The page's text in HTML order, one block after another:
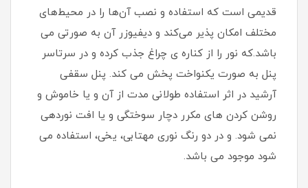
قدیمی است که استفاده و نصب آن‌ها را در محیط‌های
مختلف امکان پذیر می‌کند و دیفیوزر آن به صورتی می
باشد.که نور را از کناره ی چراغ جذب کرده و در سرتاسر
پنل به صورت یکنواخت پخش می کند. پنل سقفی
آرشید در اثر استفاده طولانی مدت از آن و یا خاموش و
روشن کردن های مکرر دچار سوختگی و یا افت نوردهی
نمی شود. و در دو رنگ نوری مهتابی، یخی، استفاده می
شود موجود می باشد.